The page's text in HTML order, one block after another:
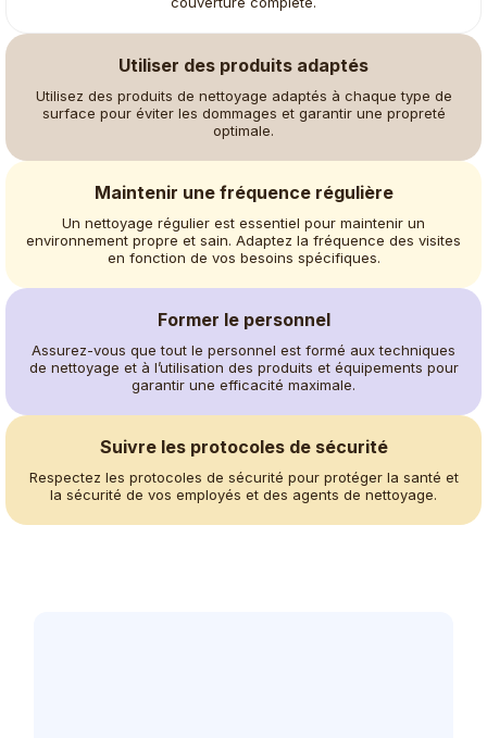
Utiliser des produits adaptés
Utilisez des produits de nettoyage adaptés à chaque type de
surface pour éviter les dommages et garantir une propreté
optimale.
Maintenir une fréquence régulière
Un nettoyage régulier est essentiel pour maintenir un
environnement propre et sain. Adaptez la fréquence des visites
en fonction de vos besoins spécifiques.
Former le personnel
Assurez-vous que tout le personnel est formé aux techniques
de nettoyage et à l’utilisation des produits et équipements pour
garantir une efficacité maximale.
Suivre les protocoles de sécurité
Respectez les protocoles de sécurité pour protéger la santé et
la sécurité de vos employés et des agents de nettoyage.